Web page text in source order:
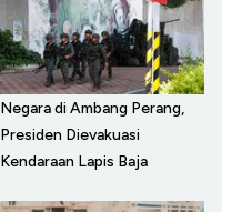
Negara di Ambang Perang,
Presiden Dievakuasi
Kendaraan Lapis Baja